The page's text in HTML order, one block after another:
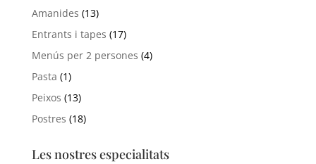
Amanides (13)
Entrants i tapes (17)
Menús per 2 persones (4)
Pasta (1)
Peixos (13)
Postres (18)
Les nostres especialitats